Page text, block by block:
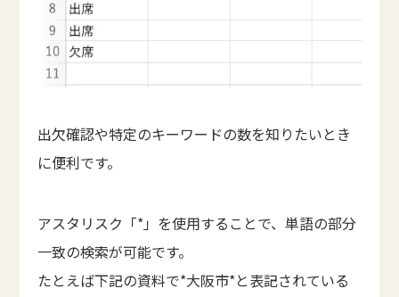
出欠確認や特定のキーワードの数を知りたいとき
に便利です。
アスタリスク「*」を使用することで、単語の部分
一致の検索が可能です。
たとえば下記の資料で*大阪市*と表記されている